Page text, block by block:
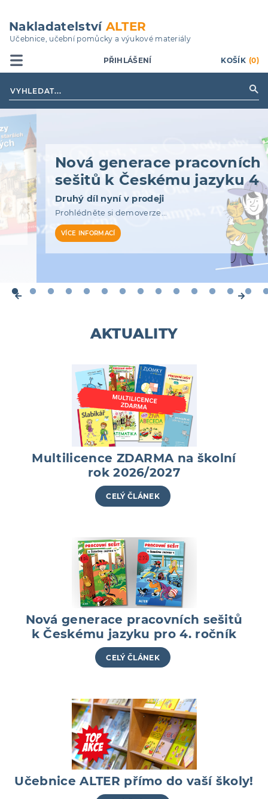
hlavnímu
obsahu
Nakladatelství ALTER
Učebnice, učební pomůcky a výukové materiály
PŘIHLÁŠENÍ KOŠÍK (0)
Nová generace pracovních
sešitů k Českému jazyku 4
Druhý díl nyní v prodeji
Prohlédněte si demoverze...
VÍCE INFORMACÍ
AKTUALITY
Multilicence ZDARMA na školní
rok 2026/2027
CELÝ ČLÁNEK
Nová generace pracovních sešitů
k Českému jazyku pro 4. ročník
CELÝ ČLÁNEK
Učebnice ALTER přímo do vaší školy!